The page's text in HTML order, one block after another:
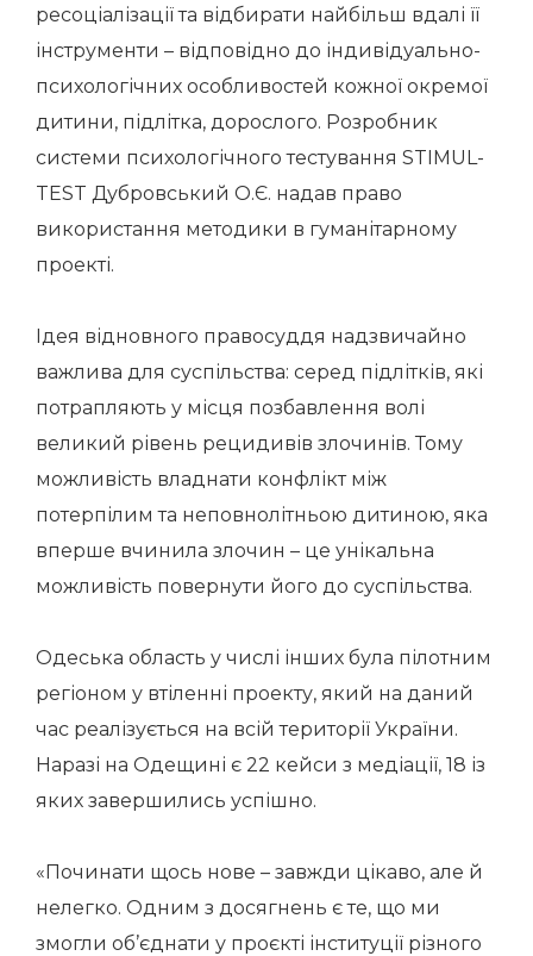
ресоціалізації та відбирати найбільш вдалі її
інструменти – відповідно до індивідуально-
психологічних особливостей кожної окремої
дитини, підлітка, дорослого. Розробник
системи психологічного тестування STIMUL-
TEST Дубровський О.Є. надав право
використання методики в гуманітарному
проекті.
Ідея відновного правосуддя надзвичайно
важлива для суспільства: серед підлітків, які
потрапляють у місця позбавлення волі
великий рівень рецидивів злочинів. Тому
можливість владнати конфлікт між
потерпілим та неповнолітньою дитиною, яка
вперше вчинила злочин – це унікальна
можливість повернути його до суспільства.
Одеська область у числі інших була пілотним
регіоном у втіленні проекту, який на даний
час реалізується на всій території України.
Наразі на Одещині є 22 кейси з медіації, 18 із
яких завершились успішно.
«Починати щось нове – завжди цікаво, але й
нелегко. Одним з досягнень є те, що ми
змогли об’єднати у проєкті інституції різного